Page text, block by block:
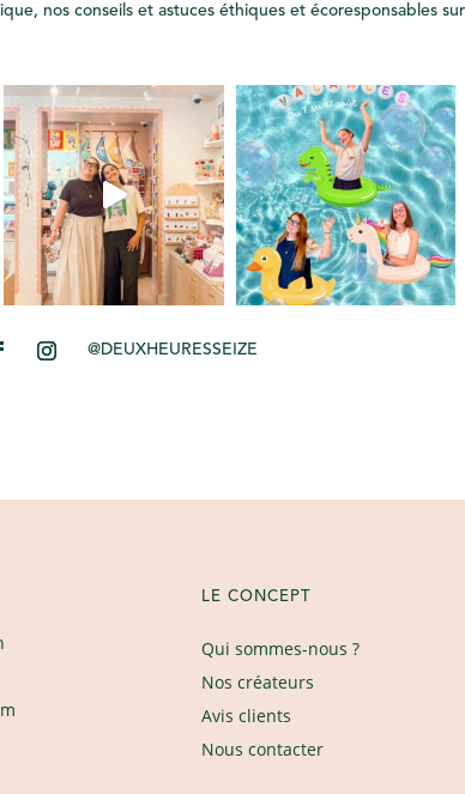
nos conseils et astuces éthiques et écoresponsables
@DEUXHEURESSEIZE
LE CONCEPT
Qui sommes-nous ?
Nos créateurs
Avis clients
Nous contacter